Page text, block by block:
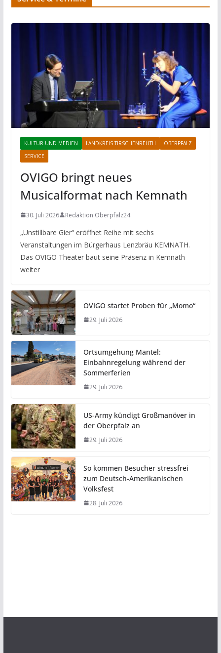
KULTUR UND MEDIEN LANDKREIS TIRSCHENREUTH
OBERPFALZ
SERVICE
OVIGO bringt neues
Musicalformat nach Kemnath
30. Juli 2026 Redaktion Oberpfalz24
„Unstillbare Gier“ eröffnet Reihe mit sechs
Veranstaltungen im Bürgerhaus Lenzbräu KEMNATH.
Das OVIGO Theater baut seine Präsenz in Kemnath
weiter
OVIGO startet Proben für „Momo“
29. Juli 2026
Ortsumgehung Mantel:
Einbahnregelung während der
Sommerferien
29. Juli 2026
US-Army kündigt Großmanöver in
der Oberpfalz an
29. Juli 2026
So kommen Besucher stressfrei
zum Deutsch-Amerikanischen
Volksfest
28. Juli 2026